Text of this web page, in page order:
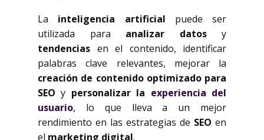
La inteligencia artificial puede ser
utilizada para analizar datosy
tendencias en el contenido, identificar
palabras clave relevantes, mejorar la
creación de contenido optimizado para
SEO y personalizar la experiencia del
usuario, lo que lleva a un mejor
rendimiento en las estrategias de SEO en
el marketing digital.